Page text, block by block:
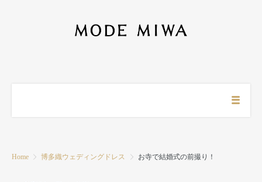
Home 博多織ウェディングドレス お寺で結婚式の前撮り！